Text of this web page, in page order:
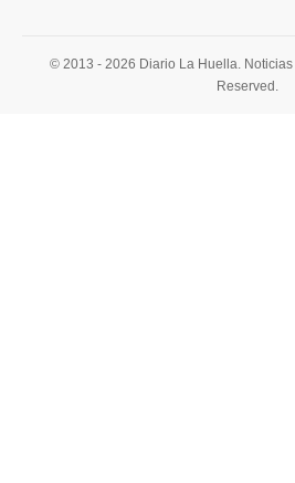
© 2013 - 2026 Diario La Huella.
Reserved.